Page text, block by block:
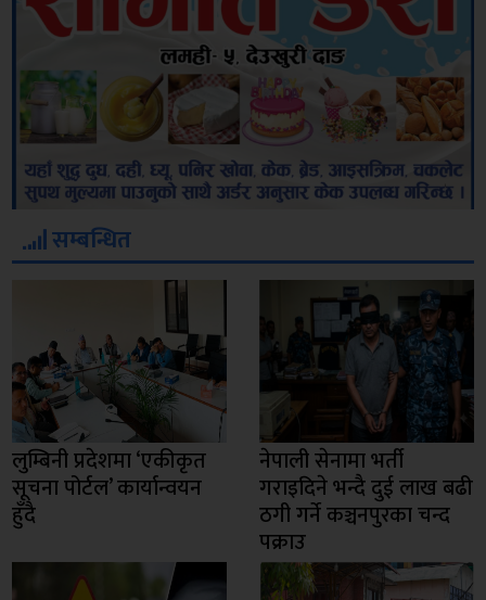
सम्बन्धित
लुम्बिनी प्रदेशमा ‘एकीकृत
सूचना पोर्टल’ कार्यान्वयन
हुँदै
नेपाली सेनामा भर्ती
गराइदिने भन्दै दुई लाख बढी
ठगी गर्ने कञ्चनपुरका चन्द
पक्राउ